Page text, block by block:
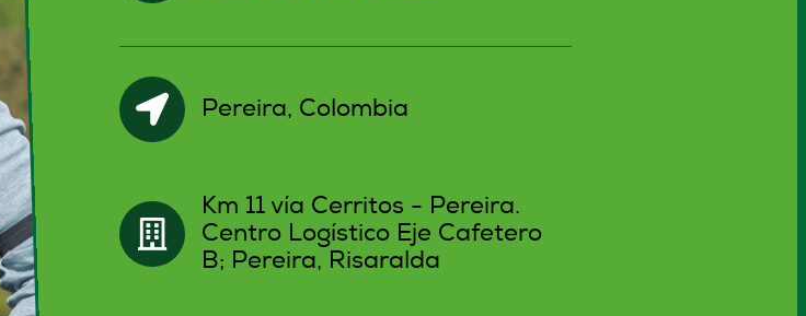
Pereira, Colombia
Km 11 vía Cerritos - Pereira.
Centro Logístico Eje Cafetero
B; Pereira, Risaralda